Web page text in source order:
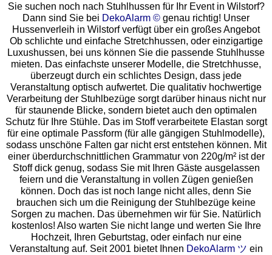
Sie suchen noch nach Stuhlhussen für Ihr Event in Wilstorf?
Dann sind Sie bei DekoAlarm © genau richtig! Unser
Hussenverleih in Wilstorf verfügt über ein großes Angebot
Ob schlichte und einfache Stretchhussen, oder einzigartige
Luxushussen, bei uns können Sie die passende Stuhlhusse
mieten. Das einfachste unserer Modelle, die Stretchhusse,
überzeugt durch ein schlichtes Design, dass jede
Veranstaltung optisch aufwertet. Die qualitativ hochwertige
Verarbeitung der Stuhlbezüge sorgt darüber hinaus nicht nur
für staunende Blicke, sondern bietet auch den optimalen
Schutz für Ihre Stühle. Das im Stoff verarbeitete Elastan sorgt
für eine optimale Passform (für alle gängigen Stuhlmodelle),
sodass unschöne Falten gar nicht erst entstehen können. Mit
einer überdurchschnittlichen Grammatur von 220g/m² ist der
Stoff dick genug, sodass Sie mit Ihren Gäste ausgelassen
feiern und die Veranstaltung in vollen Zügen genießen
können. Doch das ist noch lange nicht alles, denn Sie
brauchen sich um die Reinigung der Stuhlbezüge keine
Sorgen zu machen. Das übernehmen wir für Sie. Natürlich
kostenlos! Also warten Sie nicht lange und werten Sie Ihre
Hochzeit, Ihren Geburtstag, oder einfach nur eine
Veranstaltung auf. Seit 2001 bietet Ihnen DekoAlarm ツ ein